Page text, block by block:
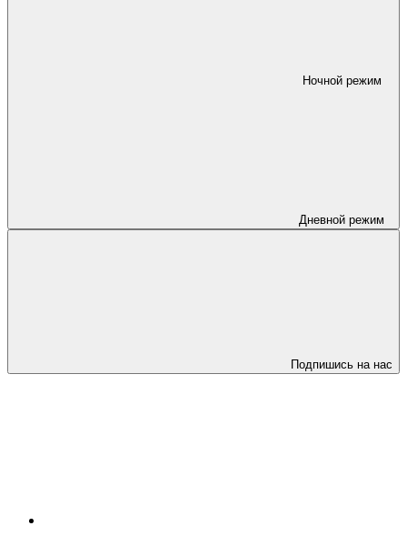
Ночной режим
Дневной режим
Подпишись на нас